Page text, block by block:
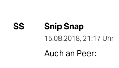
SS Snip Snap
15.08.2018, 21:17 Uhr
Auch an Peer: